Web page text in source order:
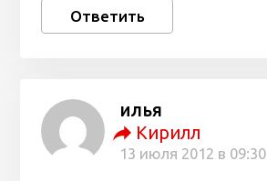
Ответить
илья
Кирилл
13 июля 2012 в 09:30